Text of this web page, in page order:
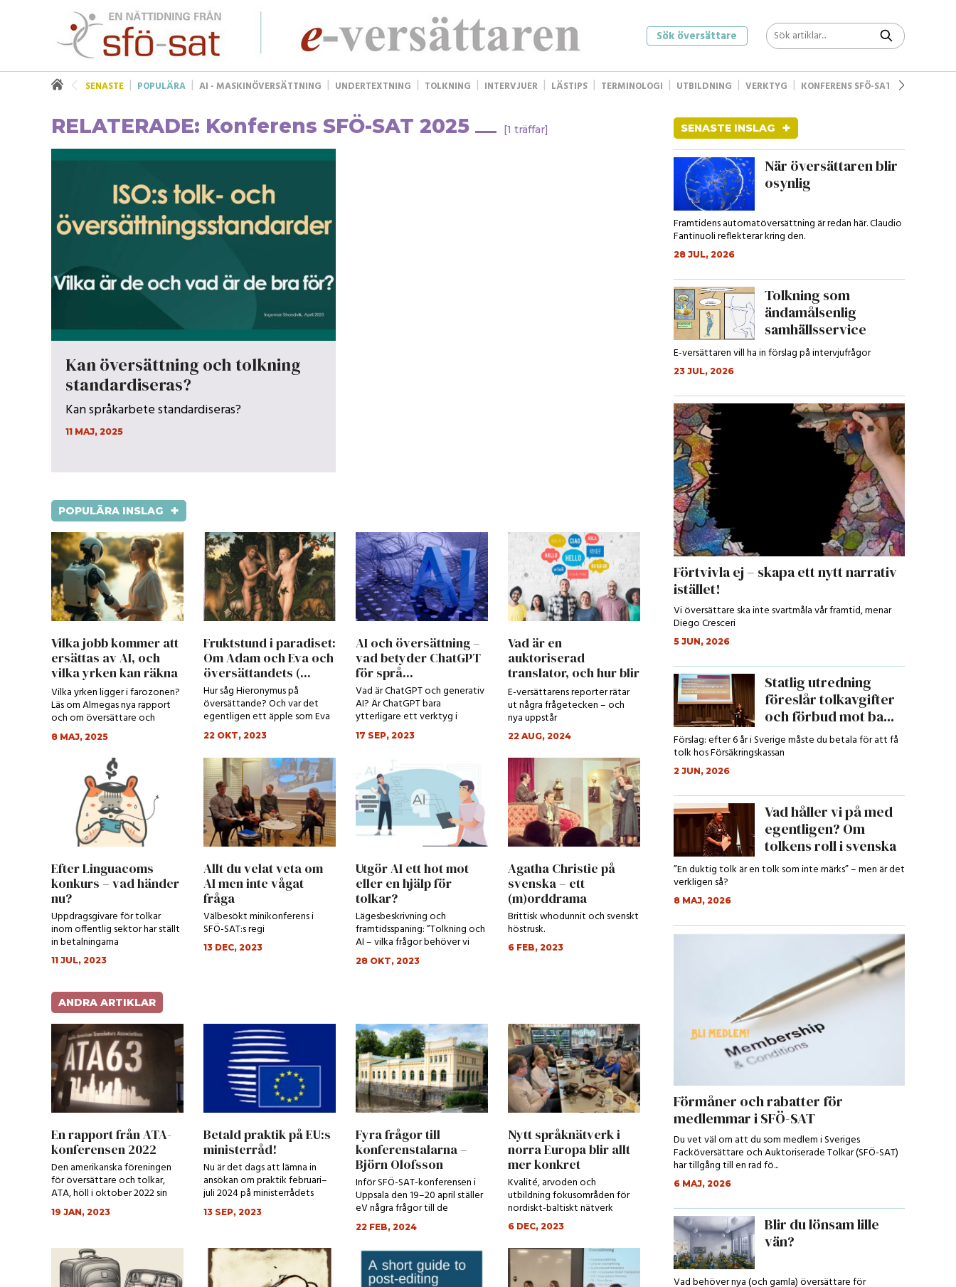
Sök översättare
SENASTE POPULÄRA AI - MASKINÖVERSÄTTNING UNDERTEXTNING TOLKNING INTERVJUER LÄSTIPS TERMINOLOGI UTBILDNING VERKTYG KONFERENS SFÖ-SAT
RELATERADE: Konferens SFÖ-SAT 2025 [1 träffar]
Kan översättning och tolkning
standardiseras?
Kan språkarbete standardiseras?
11 MAJ, 2025
POPULÄRA INSLAG +
Vilka jobb kommer att
ersättas av AI, och
vilka yrken kan räkna
m...
Vilka yrken ligger i farozonen?
Läs om Almegas nya rapport
och om översättare och
tolkars spådda yrk...
8 MAJ, 2025
Fruktstund i paradiset:
Om Adam och Eva och
översättandets (...
Hur såg Hieronymus på
översättande? Och var det
egentligen ett äpple som Eva
åt?
22 OKT, 2023
AI och översättning –
vad betyder ChatGPT
för språ...
Vad är ChatGPT och generativ
AI? Är ChatGPT bara
ytterligare ett verktyg i
verktygslådan?
17 SEP, 2023
Vad är en
auktoriserad
translator, och hur blir
man det?
E-versättarens reporter rätar
ut några frågetecken – och
nya uppstår
22 AUG, 2024
Efter Linguacoms
konkurs – vad händer
nu?
Uppdragsgivare för tolkar
inom offentlig sektor har ställt
in betalningarna
11 JUL, 2023
Allt du velat veta om
AI men inte vågat
fråga
Välbesökt minikonferens i
SFÖ-SAT:s regi
13 DEC, 2023
Utgör AI ett hot mot
eller en hjälp för
tolkar?
Lägesbeskrivning och
framtidsspaning: ”Tolkning och
AI – vilka frågor behöver vi
ställa?”
28 OKT, 2023
Agatha Christie på
svenska – ett
(m)orddrama
Brittisk whodunnit och svenskt
höstrusk.
6 FEB, 2023
ANDRA ARTIKLAR
En rapport från ATA-
konferensen 2022
Den amerikanska föreningen
för översättare och tolkar,
ATA, höll i oktober 2022 sin
årliga konfe...
19 JAN, 2023
Betald praktik på EU:s
ministerråd!
Nu är det dags att lämna in
ansökan om praktik februari–
juli 2024 på ministerrådets
svenska översä...
13 SEP, 2023
Fyra frågor till
konferenstalarna –
Björn Olofsson
Inför SFÖ-SAT-konferensen i
Uppsala den 19–20 april ställer
eV några frågor till de
medlemmar som ska...
22 FEB, 2024
Nytt språknätverk i
norra Europa blir allt
mer konkret
Kvalité, arvoden och
utbildning fokusområden för
nordiskt-baltiskt nätverk
6 DEC, 2023
SENASTE INSLAG +
När översättaren blir
osynlig
Framtidens automatöversättning är redan här. Claudio
Fantinuoli reflekterar kring den.
28 JUL, 2026
Tolkning som
ändamålsenlig
samhällsservice
E-versättaren vill ha in förslag på intervjufrågor
23 JUL, 2026
Förtvivla ej – skapa ett nytt narrativ
istället!
Vi översättare ska inte svartmåla vår framtid, menar
Diego Cresceri
5 JUN, 2026
Statlig utredning
föreslår tolkavgifter
och förbud mot ba...
Förslag: efter 6 år i Sverige måste du betala för att få
tolk hos Försäkringskassan
2 JUN, 2026
Vad håller vi på med
egentligen? Om
tolkens roll i svenska
r...
”En duktig tolk är en tolk som inte märks” – men är det
verkligen så?
8 MAJ, 2026
Förmåner och rabatter för
medlemmar i SFÖ-SAT
Du vet väl om att du som medlem i Sveriges
Facköversättare och Auktoriserade Tolkar (SFÖ-SAT)
har tillgång till en rad fö...
6 MAJ, 2026
Blir du lönsam lille
vän?
Vad behöver nya (och gamla) översättare för